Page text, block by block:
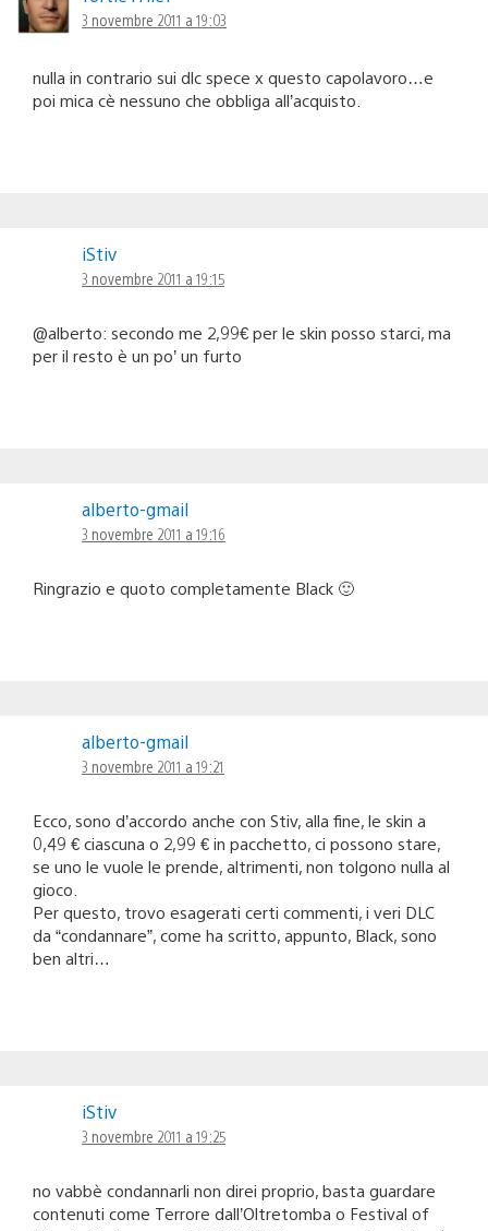
3 novembre 2011 a 19:03
nulla in contrario sui dlc spece x questo capolavoro…e
poi mica cè nessuno che obbliga all’acquisto.
iStiv
3 novembre 2011 a 19:15
@alberto: secondo me 2,99€ per le skin posso starci, ma
per il resto è un po’ un furto
alberto-gmail
3 novembre 2011 a 19:16
Ringrazio e quoto completamente Black 🙂
alberto-gmail
3 novembre 2011 a 19:21
Ecco, sono d’accordo anche con Stiv, alla fine, le skin a
0,49 € ciascuna o 2,99 € in pacchetto, ci possono stare,
se uno le vuole le prende, altrimenti, non tolgono nulla al
gioco.
Per questo, trovo esagerati certi commenti, i veri DLC
da “condannare”, come ha scritto, appunto, Black, sono
ben altri…
iStiv
3 novembre 2011 a 19:25
no vabbè condannarli non direi proprio, basta guardare
contenuti come Terrore dall’Oltretomba o Festival of